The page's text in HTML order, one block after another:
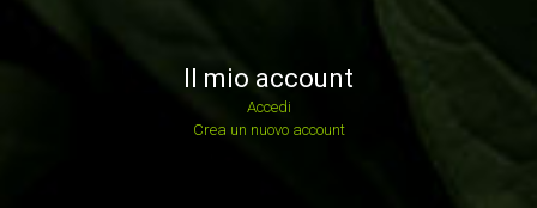
Il mio account
Accedi
Crea un nuovo account